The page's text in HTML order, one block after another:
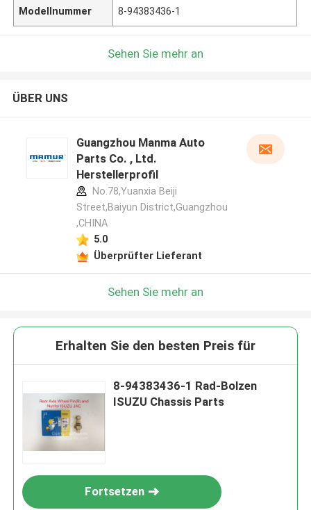
Modellnummer 8-94383436-1
Sehen Sie mehr an
ÜBER UNS
Guangzhou Manma Auto
Parts Co. , Ltd.
Herstellerprofil
No.78,Yuanxia Beiji
Street,Baiyun District,Guangzhou
,CHINA
5.0
Überprüfter Lieferant
Sehen Sie mehr an
Erhalten Sie den besten Preis für
8-94383436-1 Rad-Bolzen
ISUZU Chassis Parts
Fortsetzen